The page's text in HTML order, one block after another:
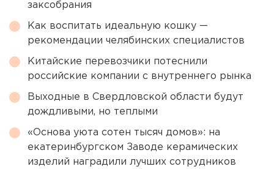
заксобрания
Как воспитать идеальную кошку —
рекомендации челябинских специалистов
Китайские перевозчики потеснили
российские компании с внутреннего рынка
Выходные в Свердловской области будут
дождливыми, но теплыми
«Основа уюта сотен тысяч домов»: на
екатеринбургском Заводе керамических
изделий наградили лучших сотрудников